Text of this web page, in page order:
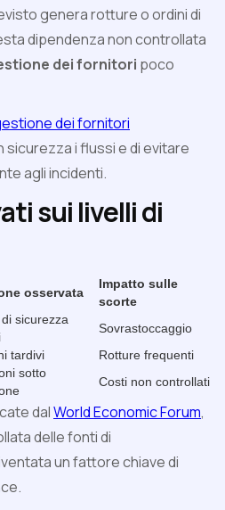
genera rotture o ordini di
dipendenza non controllata
dei fornitori poco
dei fornitori
i flussi e di evitare
agli incidenti.
sui livelli di
osservata
Impatto sulle
scorte
sicurezza
Sovrastoccaggio
tardivi
Rotture frequenti
sotto
Costi non controllati
dalWorld Economic Forum,
delle fonti di
un fattore chiave di